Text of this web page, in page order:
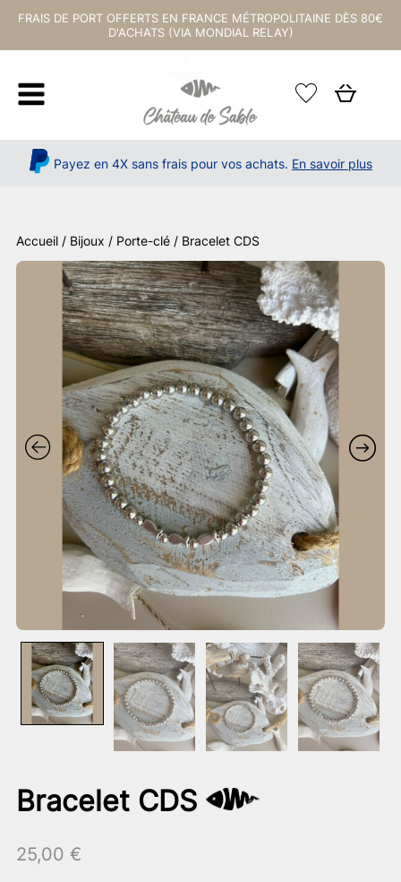
FRAIS DE PORT OFFERTS EN FRANCE MÉTROPOLITAINE DÈS 80€
D'ACHATS (VIA MONDIAL RELAY)
Payez en 4X sans frais pour vos achats. En savoir plus
Accueil / Bijoux / Porte-clé / Bracelet CDS
Bracelet CDS
25,00 €